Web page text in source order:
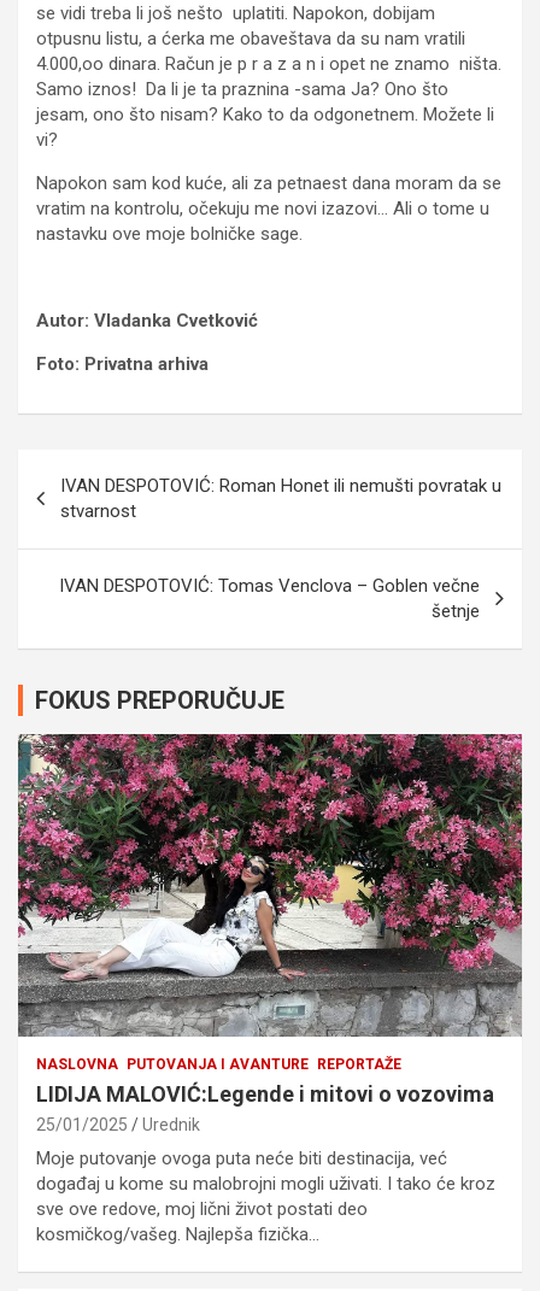
se vidi treba li još nešto uplatiti. Napokon, dobijam
otpusnu listu, a ćerka me obaveštava da su nam vratili
4.000,oo dinara. Račun je p r a z a n i opet ne znamo ništa.
Samo iznos! Da li je ta praznina -sama Ja? Ono što
jesam, ono što nisam? Kako to da odgonetnem. Možete li
vi?
Napokon sam kod kuće, ali za petnaest dana moram da se
vratim na kontrolu, očekuju me novi izazovi… Ali o tome u
nastavku ove moje bolničke sage.
Autor: Vladanka Cvetković
Foto: Privatna arhiva
članaka
IVAN DESPOTOVIĆ: Roman Honet ili nemušti povratak u
stvarnost
IVAN DESPOTOVIĆ: Tomas Venclova – Goblen večne
šetnje
FOKUS PREPORUČUJE
NASLOVNA PUTOVANJA I AVANTURE REPORTAŽE
LIDIJA MALOVIĆ:Legende i mitovi o vozovima
25/01/2025 Urednik
Moje putovanje ovoga puta neće biti destinacija, već
događaj u kome su malobrojni mogli uživati. I tako će kroz
sve ove redove, moj lični život postati deo
kosmičkog/vašeg. Najlepša fizička…